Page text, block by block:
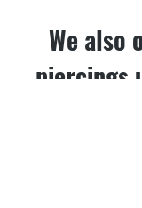
We also
piercings